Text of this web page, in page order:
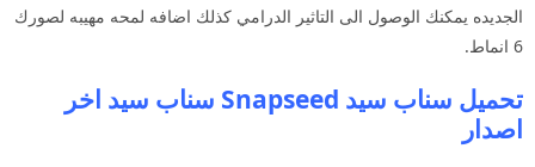
الجديده يمكنك الوصول الى التاثير الدرامي كذلك اضافه لمحه مهيبه لصورك
6 انماط.
تحميل سناب سيد Snapseed سناب سيد اخر
اصدار